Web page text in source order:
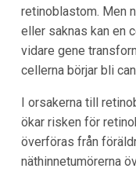
retinoblastom. Men
eller saknas kan en
vidare gene
cellerna börjar bli
I orsakerna till
ökar risken för
överföras från
näthinnetumörerna